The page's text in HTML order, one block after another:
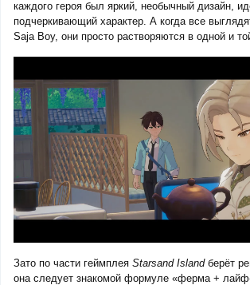
каждого героя был яркий, необычный дизайн,
подчеркивающий характер. А когда все
Saja Boy, они просто растворяются в одной и
Зато по части геймплея Starsand Islandберёт
она следует знакомой формуле «ферма +